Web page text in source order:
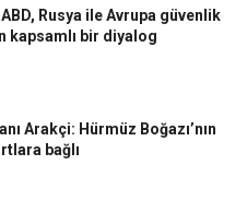
Rusya ile Avrupa güvenlik
kapsamlı bir diyalog
Arakçi: Hürmüz Boğazı’nın
bağlı